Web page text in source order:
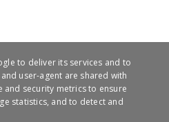
to deliver its services and to
user-agent are shared with
security metrics to ensure
statistics, and to detect and